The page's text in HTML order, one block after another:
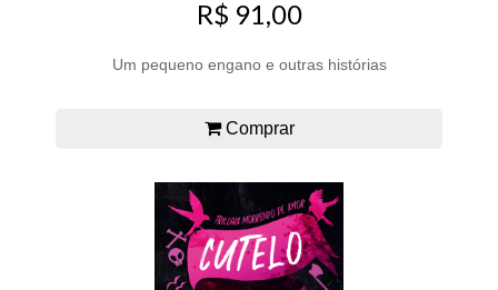
R$ 91,00
Um pequeno engano e outras histórias
Comprar